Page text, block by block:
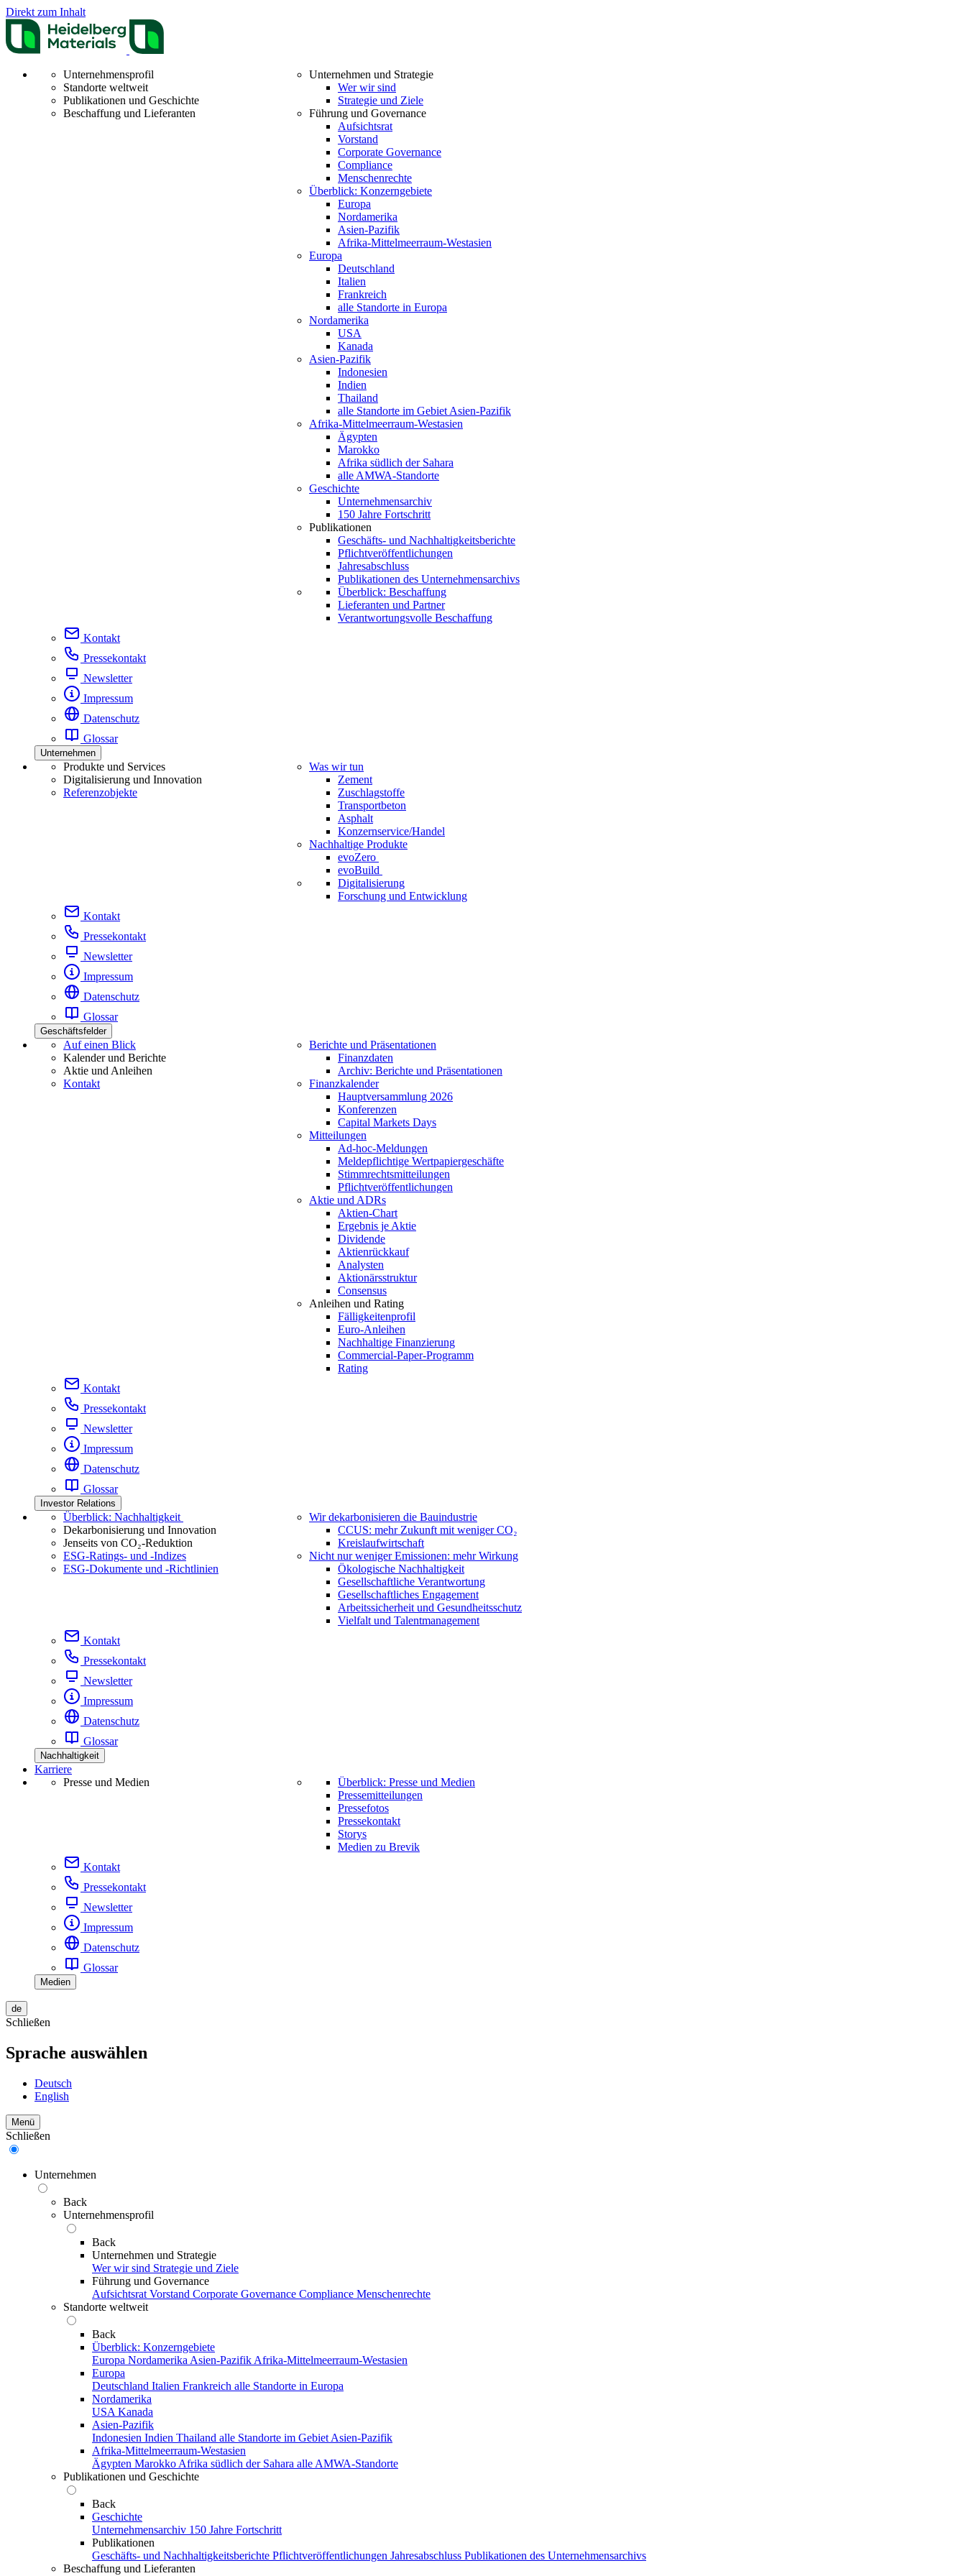
Direkt zum Inhalt
Unternehmensprofil
Standorte weltweit
Publikationen und Geschichte
Beschaffung und Lieferanten
Unternehmen und Strategie
Wer wir sind
Strategie und Ziele
Führung und Governance
Aufsichtsrat
Vorstand
Corporate Governance
Compliance
Menschenrechte
Überblick: Konzerngebiete
Europa
Nordamerika
Asien-Pazifik
Afrika-Mittelmeerraum-Westasien
Europa
Deutschland
Italien
Frankreich
alle Standorte in Europa
Nordamerika
USA
Kanada
Asien-Pazifik
Indonesien
Indien
Thailand
alle Standorte im Gebiet Asien-Pazifik
Afrika-Mittelmeerraum-Westasien
Ägypten
Marokko
Afrika südlich der Sahara
alle AMWA-Standorte
Geschichte
Unternehmensarchiv
150 Jahre Fortschritt
Publikationen
Geschäfts- und Nachhaltigkeitsberichte
Pflichtveröffentlichungen
Jahresabschluss
Publikationen des Unternehmensarchivs
Überblick: Beschaffung
Lieferanten und Partner
Verantwortungsvolle Beschaffung
Kontakt
Pressekontakt
Newsletter
Impressum
Datenschutz
Glossar
Unternehmen
Produkte und Services
Digitalisierung und Innovation
Referenzobjekte
Was wir tun
Zement
Zuschlagstoffe
Transportbeton
Asphalt
Konzernservice/Handel
Nachhaltige Produkte
evoZero
evoBuild
Digitalisierung
Forschung und Entwicklung
Kontakt
Pressekontakt
Newsletter
Impressum
Datenschutz
Glossar
Geschäftsfelder
Auf einen Blick
Kalender und Berichte
Aktie und Anleihen
Kontakt
Berichte und Präsentationen
Finanzdaten
Archiv: Berichte und Präsentationen
Finanzkalender
Hauptversammlung 2026
Konferenzen
Capital Markets Days
Mitteilungen
Ad-hoc-Meldungen
Meldepflichtige Wertpapiergeschäfte
Stimmrechtsmitteilungen
Pflichtveröffentlichungen
Aktie und ADRs
Aktien-Chart
Ergebnis je Aktie
Dividende
Aktienrückkauf
Analysten
Aktionärsstruktur
Consensus
Anleihen und Rating
Fälligkeitenprofil
Euro-Anleihen
Nachhaltige Finanzierung
Commercial-Paper-Programm
Rating
Kontakt
Pressekontakt
Newsletter
Impressum
Datenschutz
Glossar
Investor Relations
Überblick: Nachhaltigkeit
Dekarbonisierung und Innovation
Jenseits von CO₂-Reduktion
ESG-Ratings- und ‑Indizes
ESG-Dokumente und ‑Richtlinien
Wir dekarbonisieren die Bauindustrie
CCUS: mehr Zukunft mit weniger CO₂
Kreislaufwirtschaft
Nicht nur weniger Emissionen: mehr Wirkung
Ökologische Nachhaltigkeit
Gesellschaftliche Verantwortung
Gesellschaftliches Engagement
Arbeitssicherheit und Gesundheitsschutz
Vielfalt und Talentmanagement
Kontakt
Pressekontakt
Newsletter
Impressum
Datenschutz
Glossar
Nachhaltigkeit
Karriere
Presse und Medien
Überblick: Presse und Medien
Pressemitteilungen
Pressefotos
Pressekontakt
Storys
Medien zu Brevik
Kontakt
Pressekontakt
Newsletter
Impressum
Datenschutz
Glossar
Medien
de
Schließen
Sprache auswählen
Deutsch
English
Menü
Schließen
Unternehmen
Back
Unternehmensprofil
Back
Unternehmen und Strategie
Wer wir sind Strategie und Ziele
Führung und Governance
Aufsichtsrat Vorstand Corporate Governance Compliance Menschenrechte
Standorte weltweit
Back
Überblick: Konzerngebiete
Europa Nordamerika Asien-Pazifik Afrika-Mittelmeerraum-Westasien
Europa
Deutschland Italien Frankreich alle Standorte in Europa
Nordamerika
USA Kanada
Asien-Pazifik
Indonesien Indien Thailand alle Standorte im Gebiet Asien-Pazifik
Afrika-Mittelmeerraum-Westasien
Ägypten Marokko Afrika südlich der Sahara alle AMWA-Standorte
Publikationen und Geschichte
Back
Geschichte
Unternehmensarchiv 150 Jahre Fortschritt
Publikationen
Geschäfts- und Nachhaltigkeitsberichte Pflichtveröffentlichungen Jahresabschluss Publikationen des Unternehmensarchivs
Beschaffung und Lieferanten